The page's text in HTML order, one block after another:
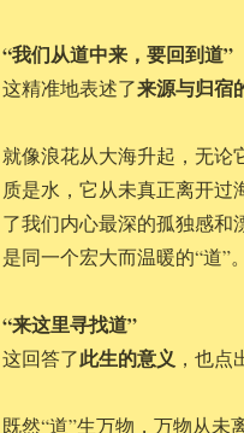
“我们从道中来，要回到道”
这精准地表述了来源与归宿
就像浪花从大海升起，无论
质是水，它从未真正离开过
了我们内心最深的孤独感
是同一个宏大而温暖的“道”。
“来这里寻找道”
这回答了此生的意义 ，也点
既然“道”生万物，万物从未